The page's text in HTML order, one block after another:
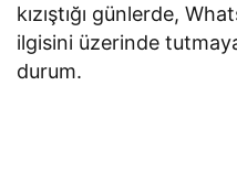
kızıştığı günlerde,
ilgisini üzerinde
durum.